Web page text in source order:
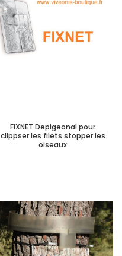
FIXNET Depigeonal pour
clippser les filets stopper les
oiseaux